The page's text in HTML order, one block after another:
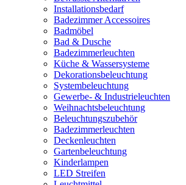
Installationsbedarf
Badezimmer Accessoires
Badmöbel
Bad & Dusche
Badezimmerleuchten
Küche & Wassersysteme
Dekorationsbeleuchtung
Systembeleuchtung
Gewerbe- & Industrieleuchten
Weihnachtsbeleuchtung
Beleuchtungszubehör
Badezimmerleuchten
Deckenleuchten
Gartenbeleuchtung
Kinderlampen
LED Streifen